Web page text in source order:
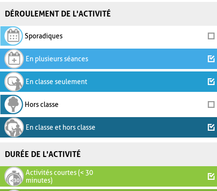
DÉROULEMENT DE L'ACTIVITÉ
Sporadiques
En plusieurs séances
En classe seulement
Hors classe
En classe et hors classe
DURÉE DE L'ACTIVITÉ
Activités courtes (< 30
minutes)